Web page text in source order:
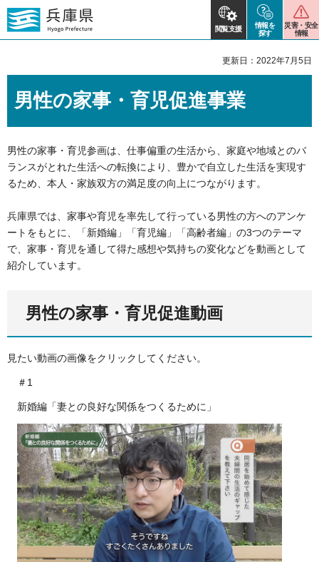
閲覧支援
情報を
探す
災害・安全
情報
更新日：2022年7月5日
男性の家事・育児促進事業
男性の家事・育児参画は、仕事偏重の生活から、家庭や地域とのバ
ランスがとれた生活への転換により、豊かで自立した生活を実現す
るため、本人・家族双方の満足度の向上につながります。
兵庫県では、家事や育児を率先して行っている男性の方へのアンケ
ートをもとに、「新婚編」「育児編」「高齢者編」の3つのテーマ
で、家事・育児を通して得た感想や気持ちの変化などを動画として
紹介しています。
男性の家事・育児促進動画
見たい動画の画像をクリックしてください。
＃1
新婚編「妻との良好な関係をつくるために」